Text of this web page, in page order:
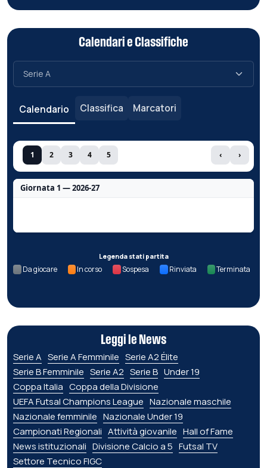
Calendari e Classifiche
Calendario Classifica Marcatori
1 2 3 4 5 ‹ ›
Giornata 1 — 2026-27
Legenda stati partita
Da giocare In corso Sospesa Rinviata Terminata
Leggi le News
Serie A Serie A Femminile Serie A2 Élite
Serie B Femminile Serie A2 Serie B Under 19
Coppa Italia Coppa della Divisione
UEFA Futsal Champions League Nazionale maschile
Nazionale femminile Nazionale Under 19
Campionati Regionali Attività giovanile Hall of Fame
News istituzionali Divisione Calcio a 5 Futsal TV
Settore Tecnico FIGC